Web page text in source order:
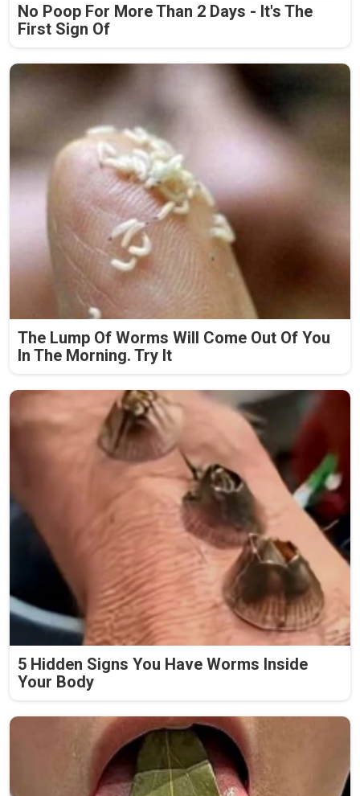
No Poop For More Than 2 Days - It's The
First Sign Of
The Lump Of Worms Will Come Out Of You
In The Morning. Try It
5 Hidden Signs You Have Worms Inside
Your Body